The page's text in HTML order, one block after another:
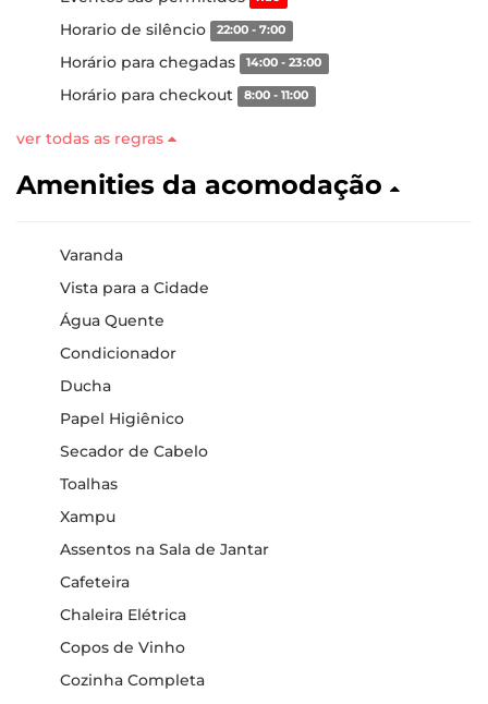
Horario de silêncio 22:00 - 7:00
Horário para chegadas 14:00 - 23:00
Horário para checkout 8:00 - 11:00
ver todas as regras
Amenities da acomodação
Varanda
Vista para a Cidade
Água Quente
Condicionador
Ducha
Papel Higiênico
Secador de Cabelo
Toalhas
Xampu
Assentos na Sala de Jantar
Cafeteira
Chaleira Elétrica
Copos de Vinho
Cozinha Completa